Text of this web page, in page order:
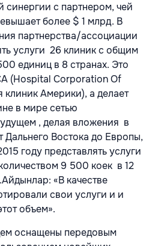
с партнером, чей
более $ 1 млрд. В
партнерства/ассоциации
услуги 26 клиник с общим
единиц в 8 странах. Это
(Hospital Corporation Of
Америки), а делает
в мире сетью
, делая вложения в
Дальнего Востока до Европы,
году представлять услуги
9 500 коек в 12
«В качестве
свои услуги и и
объем».
оснащены передовым